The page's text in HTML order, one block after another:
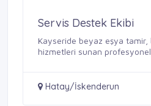
Servis Destek Ekibi
Kayseride beyaz eşya tamir,
hizmetleri sunan
Hatay/İskenderun